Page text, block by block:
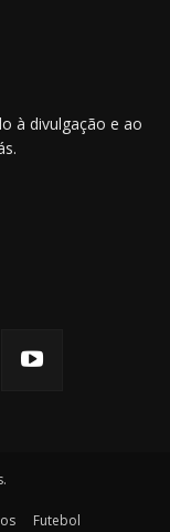
à divulgação e ao
Futebol